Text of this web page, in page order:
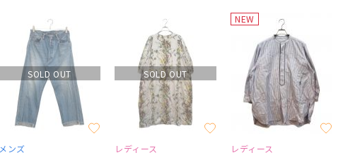
SOLD OUT
メンズ
SOLD OUT
レディース
NEW
レディース